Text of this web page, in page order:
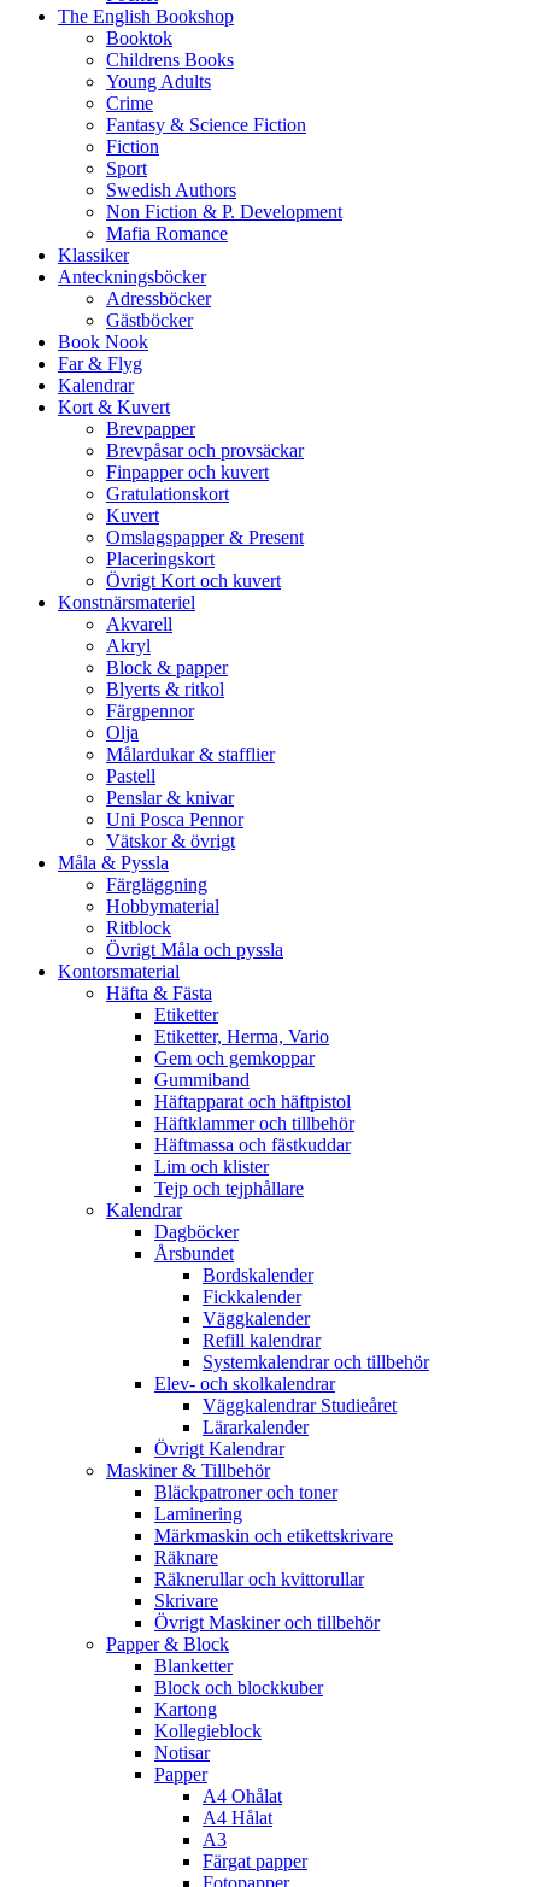
The English Bookshop
Booktok
Childrens Books
Young Adults
Crime
Fantasy & Science Fiction
Fiction
Sport
Swedish Authors
Non Fiction & P. Development
Mafia Romance
Klassiker
Anteckningsböcker
Adressböcker
Gästböcker
Book Nook
Far & Flyg
Kalendrar
Kort & Kuvert
Brevpapper
Brevpåsar och provsäckar
Finpapper och kuvert
Gratulationskort
Kuvert
Omslagspapper & Present
Placeringskort
Övrigt Kort och kuvert
Konstnärsmateriel
Akvarell
Akryl
Block & papper
Blyerts & ritkol
Färgpennor
Olja
Målardukar & stafflier
Pastell
Penslar & knivar
Uni Posca Pennor
Vätskor & övrigt
Måla & Pyssla
Färgläggning
Hobbymaterial
Ritblock
Övrigt Måla och pyssla
Kontorsmaterial
Häfta & Fästa
Etiketter
Etiketter, Herma, Vario
Gem och gemkoppar
Gummiband
Häftapparat och häftpistol
Häftklammer och tillbehör
Häftmassa och fästkuddar
Lim och klister
Tejp och tejphållare
Kalendrar
Dagböcker
Årsbundet
Bordskalender
Fickkalender
Väggkalender
Refill kalendrar
Systemkalendrar och tillbehör
Elev- och skolkalendrar
Väggkalendrar Studieåret
Lärarkalender
Övrigt Kalendrar
Maskiner & Tillbehör
Bläckpatroner och toner
Laminering
Märkmaskin och etikettskrivare
Räknare
Räknerullar och kvittorullar
Skrivare
Övrigt Maskiner och tillbehör
Papper & Block
Blanketter
Block och blockkuber
Kartong
Kollegieblock
Notisar
Papper
A4 Ohålat
A4 Hålat
A3
Färgat papper
Fotopapper